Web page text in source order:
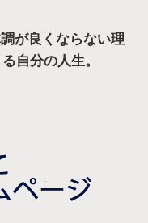
が良くならない理
自分の人生。